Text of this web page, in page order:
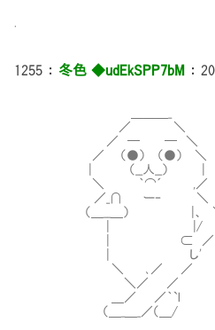
1255 ： 冬色 ◆udEkSPP7bM ：
／ ＼
／ ─ ─ ＼
／ （●） （●） ＼ イレイ
| （__人__） |
＼ ｀⌒´ ,／ 断るな
／_∩ ー‐ ＼
（＿__＿） |、
| |/
| ⊂ ／
| し'
＼ ､／ ／
＼／ ／
＿／ ／｀`l
（＿_＿_／（＿/